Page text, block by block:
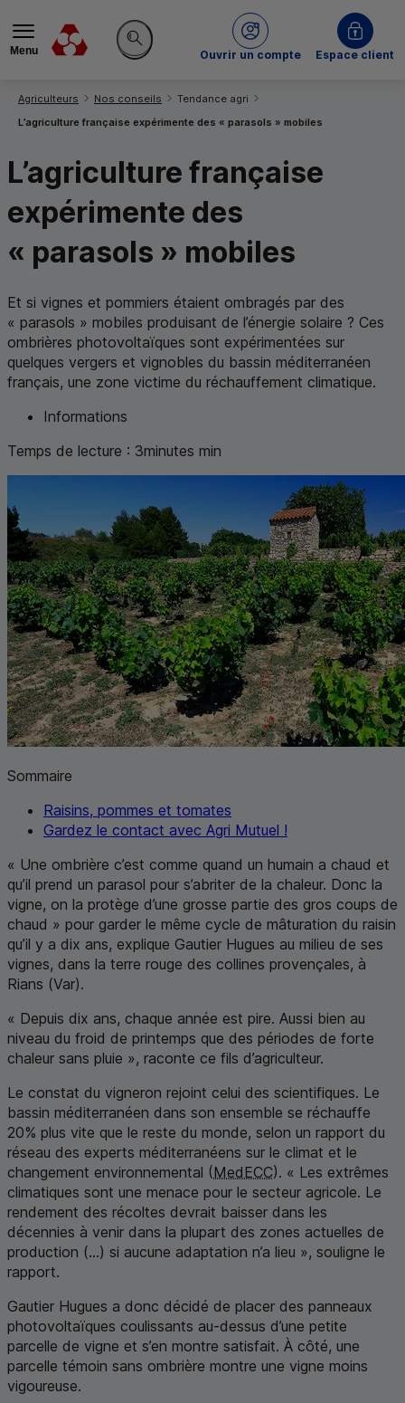
Menu
Rechercher sur le site
Ouvrir un compte
du Crédit MutuelEspace client
Vous êtes ici:
Agriculteurs Nos conseils
Tendance agri
L’agriculture française expérimente des « parasols » mobiles
L’agriculture française
expérimente des
« parasols » mobiles
Et si vignes et pommiers étaient ombragés par des
« parasols » mobiles produisant de l’énergie solaire ? Ces
ombrières photovoltaïques sont expérimentées sur
quelques vergers et vignobles du bassin méditerranéen
français, une zone victime du réchauffement climatique.
Informations
Temps de lecture : 3minutes min
Sommaire
Raisins, pommes et tomates
Gardez le contact avec Agri Mutuel !
« Une ombrière c’est comme quand un humain a chaud et
qu’il prend un parasol pour s’abriter de la chaleur. Donc la
vigne, on la protège d’une grosse partie des gros coups de
chaud » pour garder le même cycle de mâturation du raisin
qu’il y a dix ans, explique Gautier Hugues au milieu de ses
vignes, dans la terre rouge des collines provençales, à
Rians (Var).
« Depuis dix ans, chaque année est pire. Aussi bien au
niveau du froid de printemps que des périodes de forte
chaleur sans pluie », raconte ce fils d’agriculteur.
Le constat du vigneron rejoint celui des scientifiques. Le
bassin méditerranéen dans son ensemble se réchauffe
20% plus vite que le reste du monde, selon un rapport du
réseau des experts méditerranéens sur le climat et le
changement environnemental (MedECC). « Les extrêmes
climatiques sont une menace pour le secteur agricole. Le
rendement des récoltes devrait baisser dans les
décennies à venir dans la plupart des zones actuelles de
production (...) si aucune adaptation n’a lieu », souligne le
rapport.
Gautier Hugues a donc décidé de placer des panneaux
photovoltaïques coulissants au-dessus d’une petite
parcelle de vigne et s’en montre satisfait. À côté, une
parcelle témoin sans ombrière montre une vigne moins
vigoureuse.